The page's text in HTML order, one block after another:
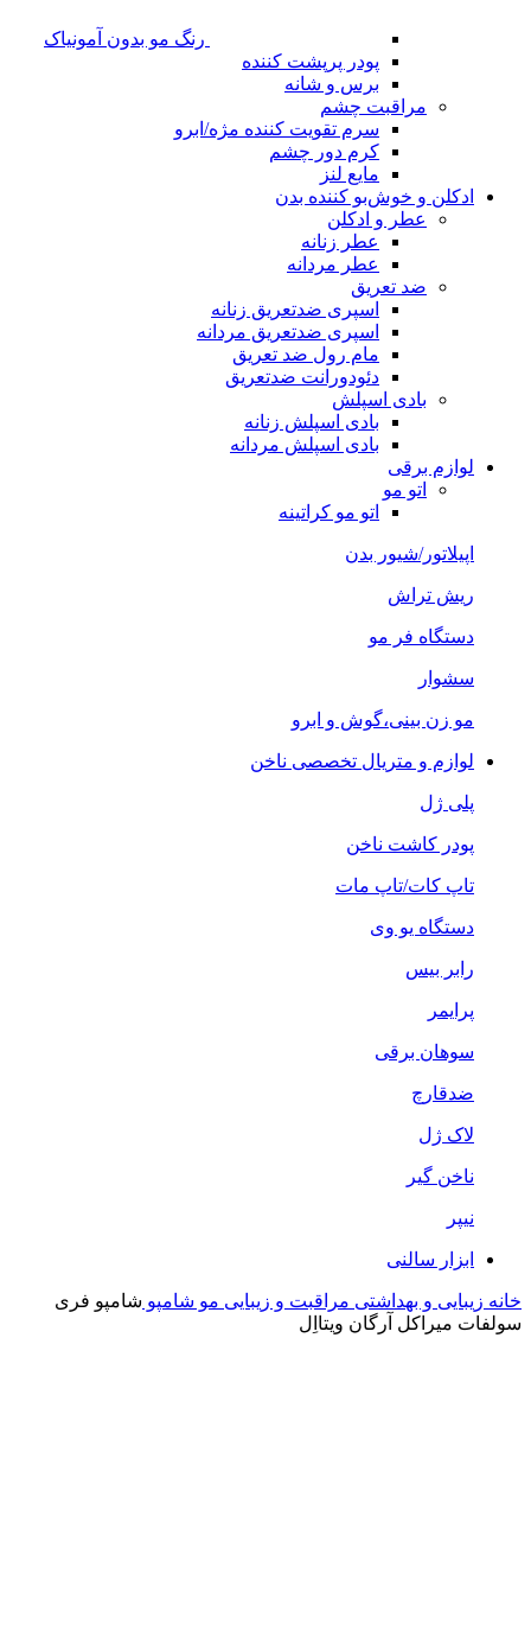
رنگ مو بدون آمونیاک
پودر پرپشت کننده
برس و شانه
مراقبت چشم
سرم تقویت کننده مژه/ابرو
کرم دور چشم
مایع لنز
ادکلن و خوش‌بو کننده بدن
عطر و ادکلن
عطر زنانه
عطر مردانه
ضد تعریق
اسپری ضدتعریق زنانه
اسپری ضدتعریق مردانه
مام رول ضد تعریق
دئودورانت ضدتعریق
بادی اسپلش
بادی اسپلش زنانه
بادی اسپلش مردانه
لوازم برقی
اتو مو
اتو مو کراتینه
اپیلاتور/شیور بدن
ریش تراش
دستگاه فر مو
سشوار
مو زن بینی،گوش و ابرو
لوازم و متریال تخصصی ناخن
پلی ژل
پودر کاشت ناخن
تاپ کات/تاپ مات
دستگاه یو وی
رابر بیس
پرایمر
سوهان برقی
ضدقارچ
لاک ژل
ناخن گیر
نیپر
ابزار سالنی
خانه زیبایی و بهداشتی مراقبت و زیبایی مو شامپو شامپو فری
سولفات میراکل آرگان ویتااِل